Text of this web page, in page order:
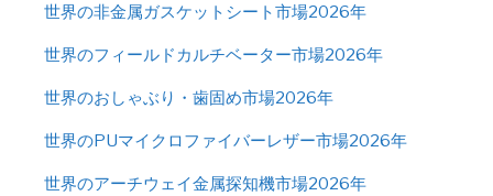
世界の非金属ガスケットシート市場2026年
世界のフィールドカルチベーター市場2026年
世界のおしゃぶり・歯固め市場2026年
世界のPUマイクロファイバーレザー市場2026年
世界のアーチウェイ金属探知機市場2026年